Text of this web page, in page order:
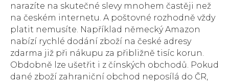
narazíte na skutečné slevy mnohem častěji než
na českém internetu. A poštovné rozhodně vždy
platit nemusíte. Například německý Amazon
nabízí rychlé dodání zboží na české adresy
zdarma již při nákupu za přibližně tisíc korun.
Obdobně lze ušetřit i z čínských obchodů. Pokud
dané zboží zahraniční obchod neposílá do ČR,